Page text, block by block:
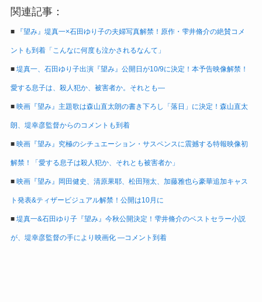
関連記事：
■ 『望み』堤真一×石田ゆり子の夫婦写真解禁！原作・雫井脩介の絶賛コメ
ントも到着「こんなに何度も泣かされるなんて」
■ 堤真一、石田ゆり子出演『望み』公開日が10/9に決定！本予告映像解禁！
愛する息子は、殺人犯か、被害者か。それとも―
■ 映画『望み』主題歌は森山直太朗の書き下ろし「落日」に決定！森山直太
朗、堤幸彦監督からのコメントも到着
■ 映画『望み』究極のシチュエーション・サスペンスに震撼する特報映像初
解禁！「愛する息子は殺人犯か、それとも被害者か」
■ 映画『望み』岡田健史、清原果耶、松田翔太、加藤雅也ら豪華追加キャス
ト発表&ティザービジュアル解禁！公開は10月に
■ 堤真一&石田ゆり子『望み』今秋公開決定！雫井脩介のベストセラー小説
が、堤幸彦監督の手により映画化 ―コメント到着